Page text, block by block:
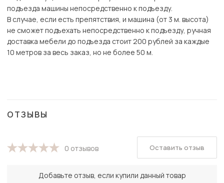
подъезда машины непосредственно к подъезду.
В случае, если есть препятствия, и машина (от 3 м. высота)
не сможет подъехать непосредственно к подъезду, ручная
доставка мебели до подъезда стоит 200 рублей за каждые
10 метров за весь заказ, но не более 50 м.
ОТЗЫВЫ
0 отзывов
Добавьте отзыв, если купили данный товар
Оставить отзыв